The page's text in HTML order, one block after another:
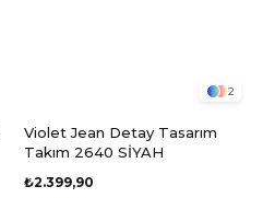
2
Violet Jean Detay Tasarım
Takım 2640 SİYAH
₺2.399,90